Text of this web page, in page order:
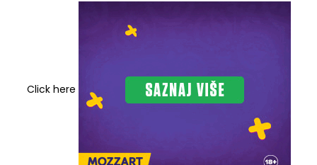
Click here